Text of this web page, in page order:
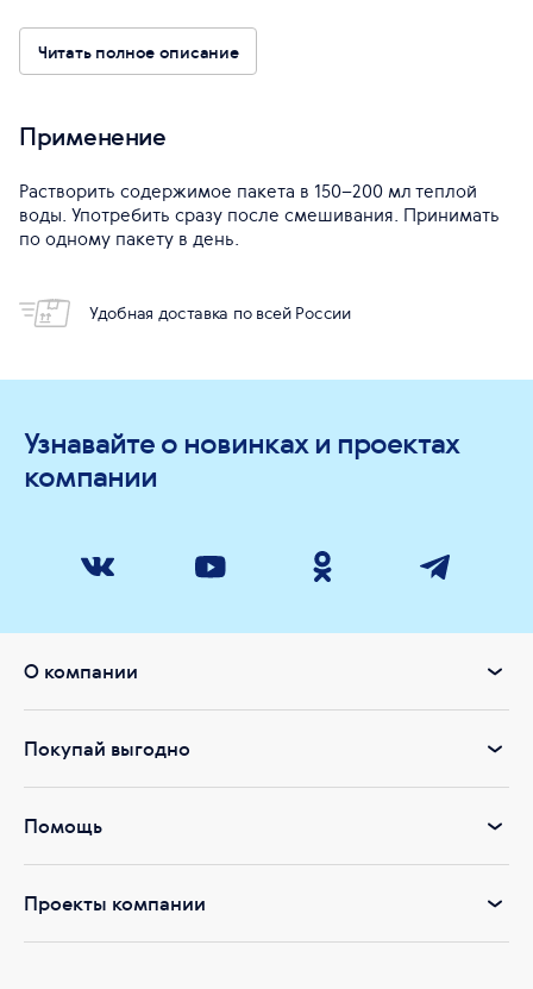
Читать полное описание
Применение
Растворить содержимое пакета в 150–200 мл теплой
воды. Употребить сразу после смешивания. Принимать
по одному пакету в день.
Удобная доставка по всей России
Узнавайте о новинках и проектах
компании
О компании
Покупай выгодно
Помощь
Проекты компании